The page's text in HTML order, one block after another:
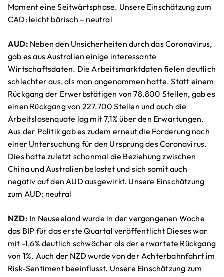
Moment eine Seitwärtsphase. Unsere Einschätzung zum
CAD: leicht bärisch – neutral
AUD: Neben den Unsicherheiten durch das Coronavirus,
gab es aus Australien einige interessante
Wirtschaftsdaten. Die Arbeitsmarktdaten fielen deutlich
schlechter aus, als man angenommen hatte. Statt einem
Rückgang der Erwerbstätigen von 78.800 Stellen, gab es
einen Rückgang von 227.700 Stellen und auch die
Arbeitslosenquote lag mit 7,1% über den Erwartungen.
Aus der Politik gab es zudem erneut die Forderung nach
einer Untersuchung für den Ursprung des Coronavirus.
Dies hatte zuletzt schonmal die Beziehung zwischen
China und Australien belastet und sich somit auch
negativ auf den AUD ausgewirkt. Unsere Einschätzung
zum AUD: neutral
NZD: In Neuseeland wurde in der vergangenen Woche
das BIP für das erste Quartal veröffentlicht Dieses war
mit -1,6% deutlich schwächer als der erwartete Rückgang
von 1%. Auch der NZD wurde von der Achterbahnfahrt im
Risk-Sentiment beeinflusst. Unsere Einschätzung zum